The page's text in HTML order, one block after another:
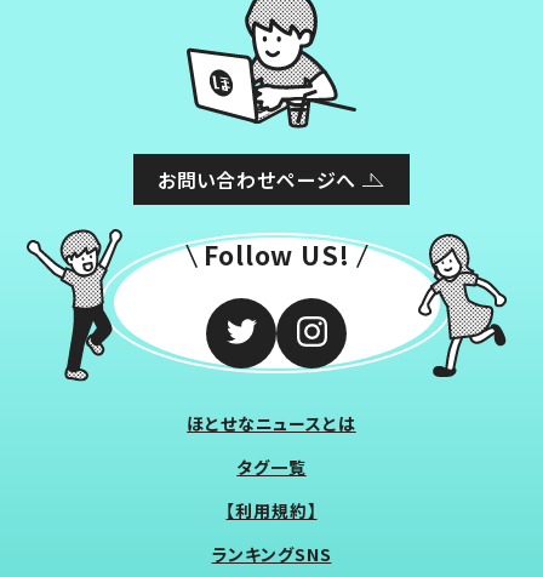
お問い合わせページへ
Follow US!
ほとせなニュースとは
タグ一覧
【利用規約】
ランキングSNS